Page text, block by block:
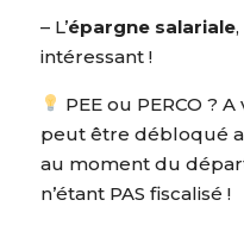
– L’épargne salariale
intéressant !
PEE ou PERCO ?
peut être débloqué
au moment du
n’étant PAS fiscalisé !